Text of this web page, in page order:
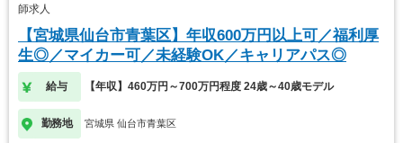
師求人
【宮城県仙台市青葉区】年収600万円以上可／福利厚
生◎／マイカー可／未経験OK／キャリアパス◎
給与 【年収】460万円～700万円程度 24歳～40歳モデル
勤務地 宮城県 仙台市青葉区